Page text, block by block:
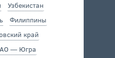
Узбекистан
Филиппины
край
АО — Югра